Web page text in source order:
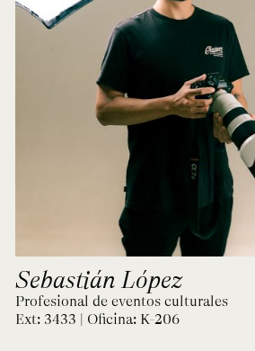
Sebastián López
Profesional de eventos culturales
Ext: 3433 | Oficina: K-206